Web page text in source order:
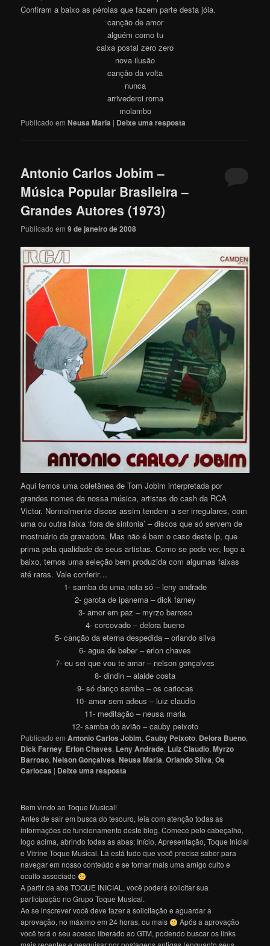
Confiram a baixo as pérolas que fazem parte desta jóia.
canção de amor
alguém como tu
caixa postal zero zero
nova ilusão
canção da volta
nunca
arrivederci roma
molambo
Publicado em Neusa Maria | Deixe uma resposta
Antonio Carlos Jobim –
Música Popular Brasileira –
Grandes Autores (1973)
Publicado em9 de janeiro de 2008
Aqui temos uma coletânea de Tom Jobim interpretada por
grandes nomes da nossa música, artistas do cash da RCA
Victor. Normalmente discos assim tendem a ser irregulares, com
uma ou outra faixa ‘fora de sintonia’ – discos que só servem de
mostruário da gravadora. Mas não é bem o caso deste lp, que
prima pela qualidade de seus artistas. Como se pode ver, logo a
baixo, temos uma seleção bem produzida com algumas faixas
até raras. Vale conferir…
1- samba de uma nota só – leny andrade
2- garota de ipanema – dick farney
3- amor em paz – myrzo barroso
4- corcovado – delora bueno
5- canção da eterna despedida – orlando silva
6- agua de beber – erlon chaves
7- eu sei que vou te amar – nelson gonçalves
8- dindin – alaide costa
9- só danço samba – os cariocas
10- amor sem adeus – luiz claudio
11- meditação – neusa maria
12- samba do avião – cauby peixoto
Publicado em Antonio Carlos Jobim,Cauby Peixoto, Delora Bueno,
Dick Farney, Erlon Chaves, Leny Andrade, Luiz Claudio,Myrzo
Barroso,Nelson Gonçalves,Neusa Maria,Orlando Silva,Os
Cariocas | Deixe uma resposta
Bem vindo ao Toque Musical!
Antes de sair em busca do tesouro, leia com atenção todas as
informações de funcionamento deste blog. Comece pelo cabeçalho,
logo acima, abrindo todas as abas: Início, Apresentação, Toque Inicial
e Vitrine Toque Musical. Lá está tudo que você precisa saber para
navegar em nosso conteúdo e se tornar mais uma amigo culto e
oculto associado
A partir da aba TOQUE INICIAL, você poderá solicitar sua
participação no Grupo Toque Musical.
Ao se inscrever você deve fazer a solicitação e aguardar a
aprovação, no máximo em 24 horas, ou mais
Após a aprovação
você terá o seu acesso liberado ao GTM, podendo buscar os links